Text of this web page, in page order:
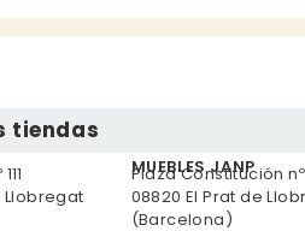
tiendas
Llobregat
MUEBLES JANP
Plaza Constitución
08820 El Prat de
(Barcelona)